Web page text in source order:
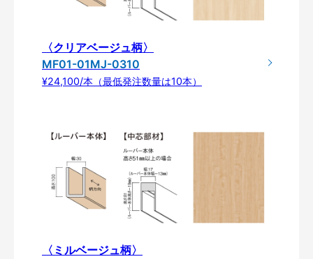
〈クリアベージュ柄〉
MF01-01MJ-0310
¥24,100/本（最低発注数量は10本）
〈ミルベージュ柄〉